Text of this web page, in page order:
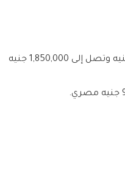
من السيارات الـ SUV الأكثر طلباً، قد تبدأ أسعارها من 1,400,000 جنيه وتصل إلى 1,850,000 جنيه